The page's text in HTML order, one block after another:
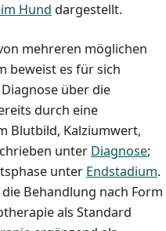
Hund dargestellt.
mehreren möglichen
beweist es für sich
über die
durch eine
Blutbild, Kalziumwert,
unter Diagnose;
unter Endstadium.
Behandlung nach Form
als Standard